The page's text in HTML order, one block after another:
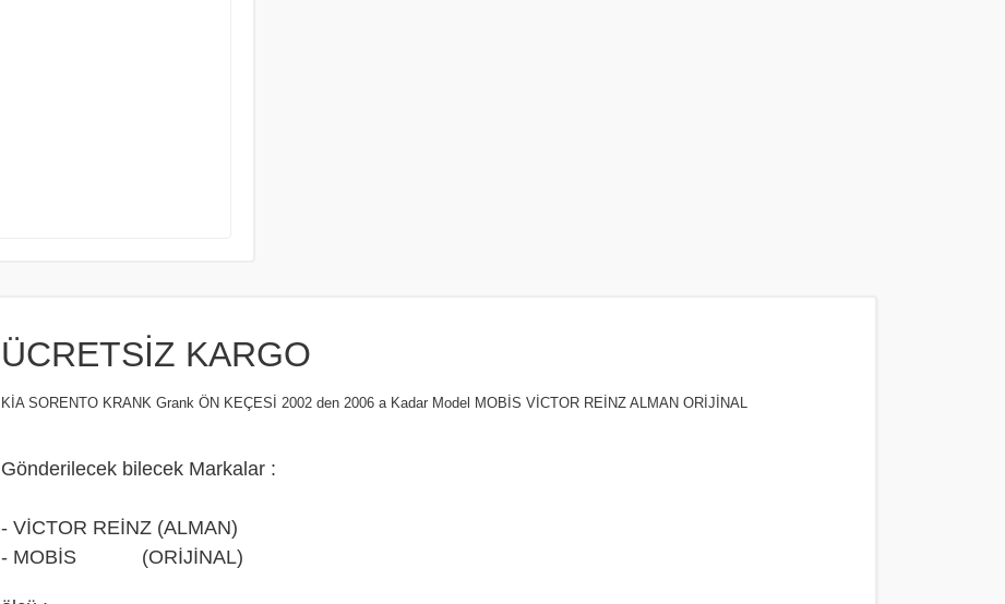
ÜCRETSİZ KARGO
KİA SORENTO KRANK Grank ÖN KEÇESİ 2002 den 2006 a Kadar Model MOBİS VİCTOR REİNZ ALMAN ORİJİNAL
Gönderilecek bilecek Markalar :
- VİCTOR REİNZ (ALMAN)
- MOBİS (ORİJİNAL)